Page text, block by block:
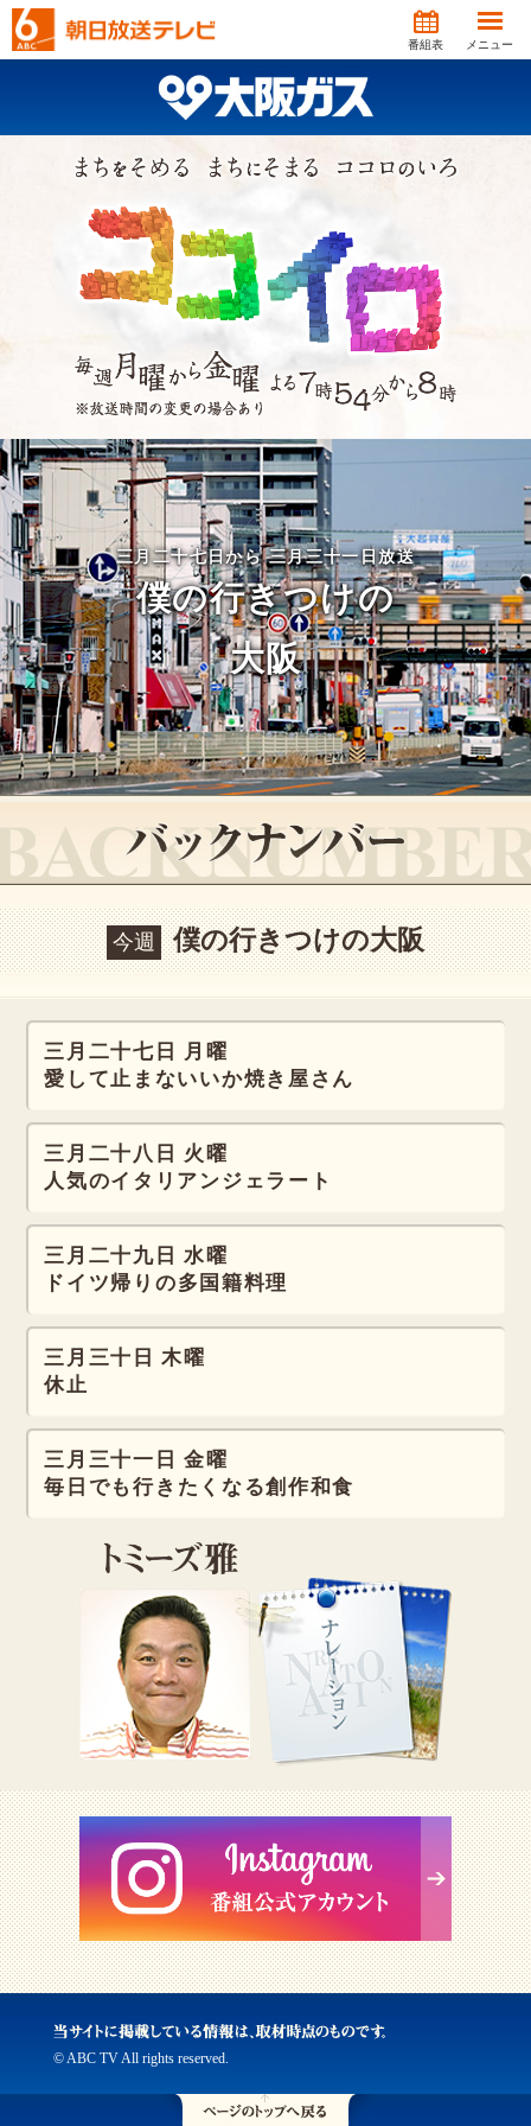
番組表 メニュー
三月二十七日から三月三十一日放送
僕の行きつけの
大阪
今週 僕の行きつけの大阪
三月二十七日 月曜
愛して止まないいか焼き屋さん
三月二十八日 火曜
人気のイタリアンジェラート
三月二十九日 水曜
ドイツ帰りの多国籍料理
三月三十日 木曜
休止
三月三十一日 金曜
毎日でも行きたくなる創作和食
© ABC TV All rights reserved.